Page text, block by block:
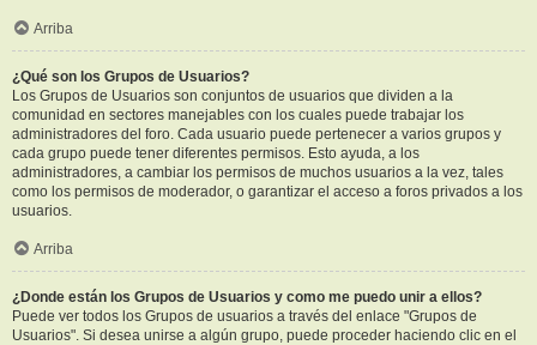
Arriba
¿Qué son los Grupos de Usuarios?
Los Grupos de Usuarios son conjuntos de usuarios que dividen a la
comunidad en sectores manejables con los cuales puede trabajar los
administradores del foro. Cada usuario puede pertenecer a varios grupos y
cada grupo puede tener diferentes permisos. Esto ayuda, a los
administradores, a cambiar los permisos de muchos usuarios a la vez, tales
como los permisos de moderador, o garantizar el acceso a foros privados a los
usuarios.
Arriba
¿Donde están los Grupos de Usuarios y como me puedo unir a ellos?
Puede ver todos los Grupos de usuarios a través del enlace "Grupos de
Usuarios". Si desea unirse a algún grupo, puede proceder haciendo clic en el